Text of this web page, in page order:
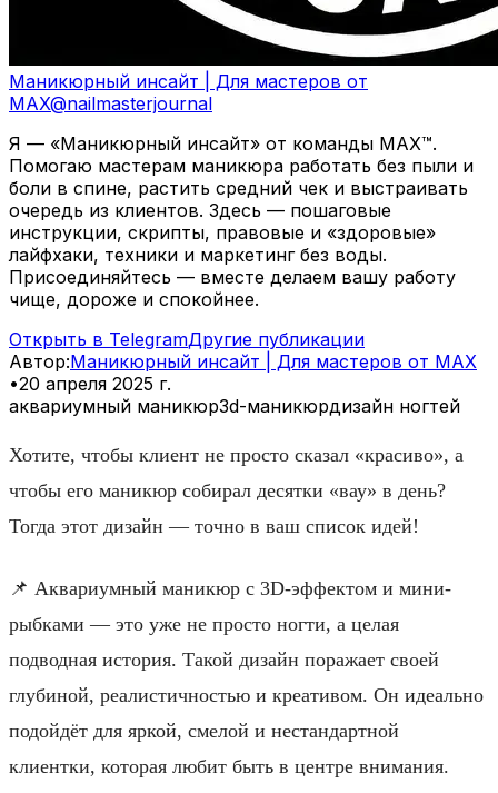
Маникюрный инсайт | Для мастеров от
MAX@nailmasterjournal
Я — «Маникюрный инсайт» от команды MAX™.
Помогаю мастерам маникюра работать без пыли и
боли в спине, растить средний чек и выстраивать
очередь из клиентов. Здесь — пошаговые
инструкции, скрипты, правовые и «здоровые»
лайфхаки, техники и маркетинг без воды.
Присоединяйтесь — вместе делаем вашу работу
чище, дороже и спокойнее.
Открыть в TelegramДругие публикации
Автор:Маникюрный инсайт | Для мастеров от MAX
•20 апреля 2025 г.
аквариумный маникюр3d-маникюрдизайн ногтей
Хотите, чтобы клиент не просто сказал «красиво», а
чтобы его маникюр собирал десятки «вау» в день?
Тогда этот дизайн — точно в ваш список идей!
📌 Аквариумный маникюр с 3D-эффектом и мини-
рыбками — это уже не просто ногти, а целая
подводная история. Такой дизайн поражает своей
глубиной, реалистичностью и креативом. Он идеально
подойдёт для яркой, смелой и нестандартной
клиентки, которая любит быть в центре внимания.